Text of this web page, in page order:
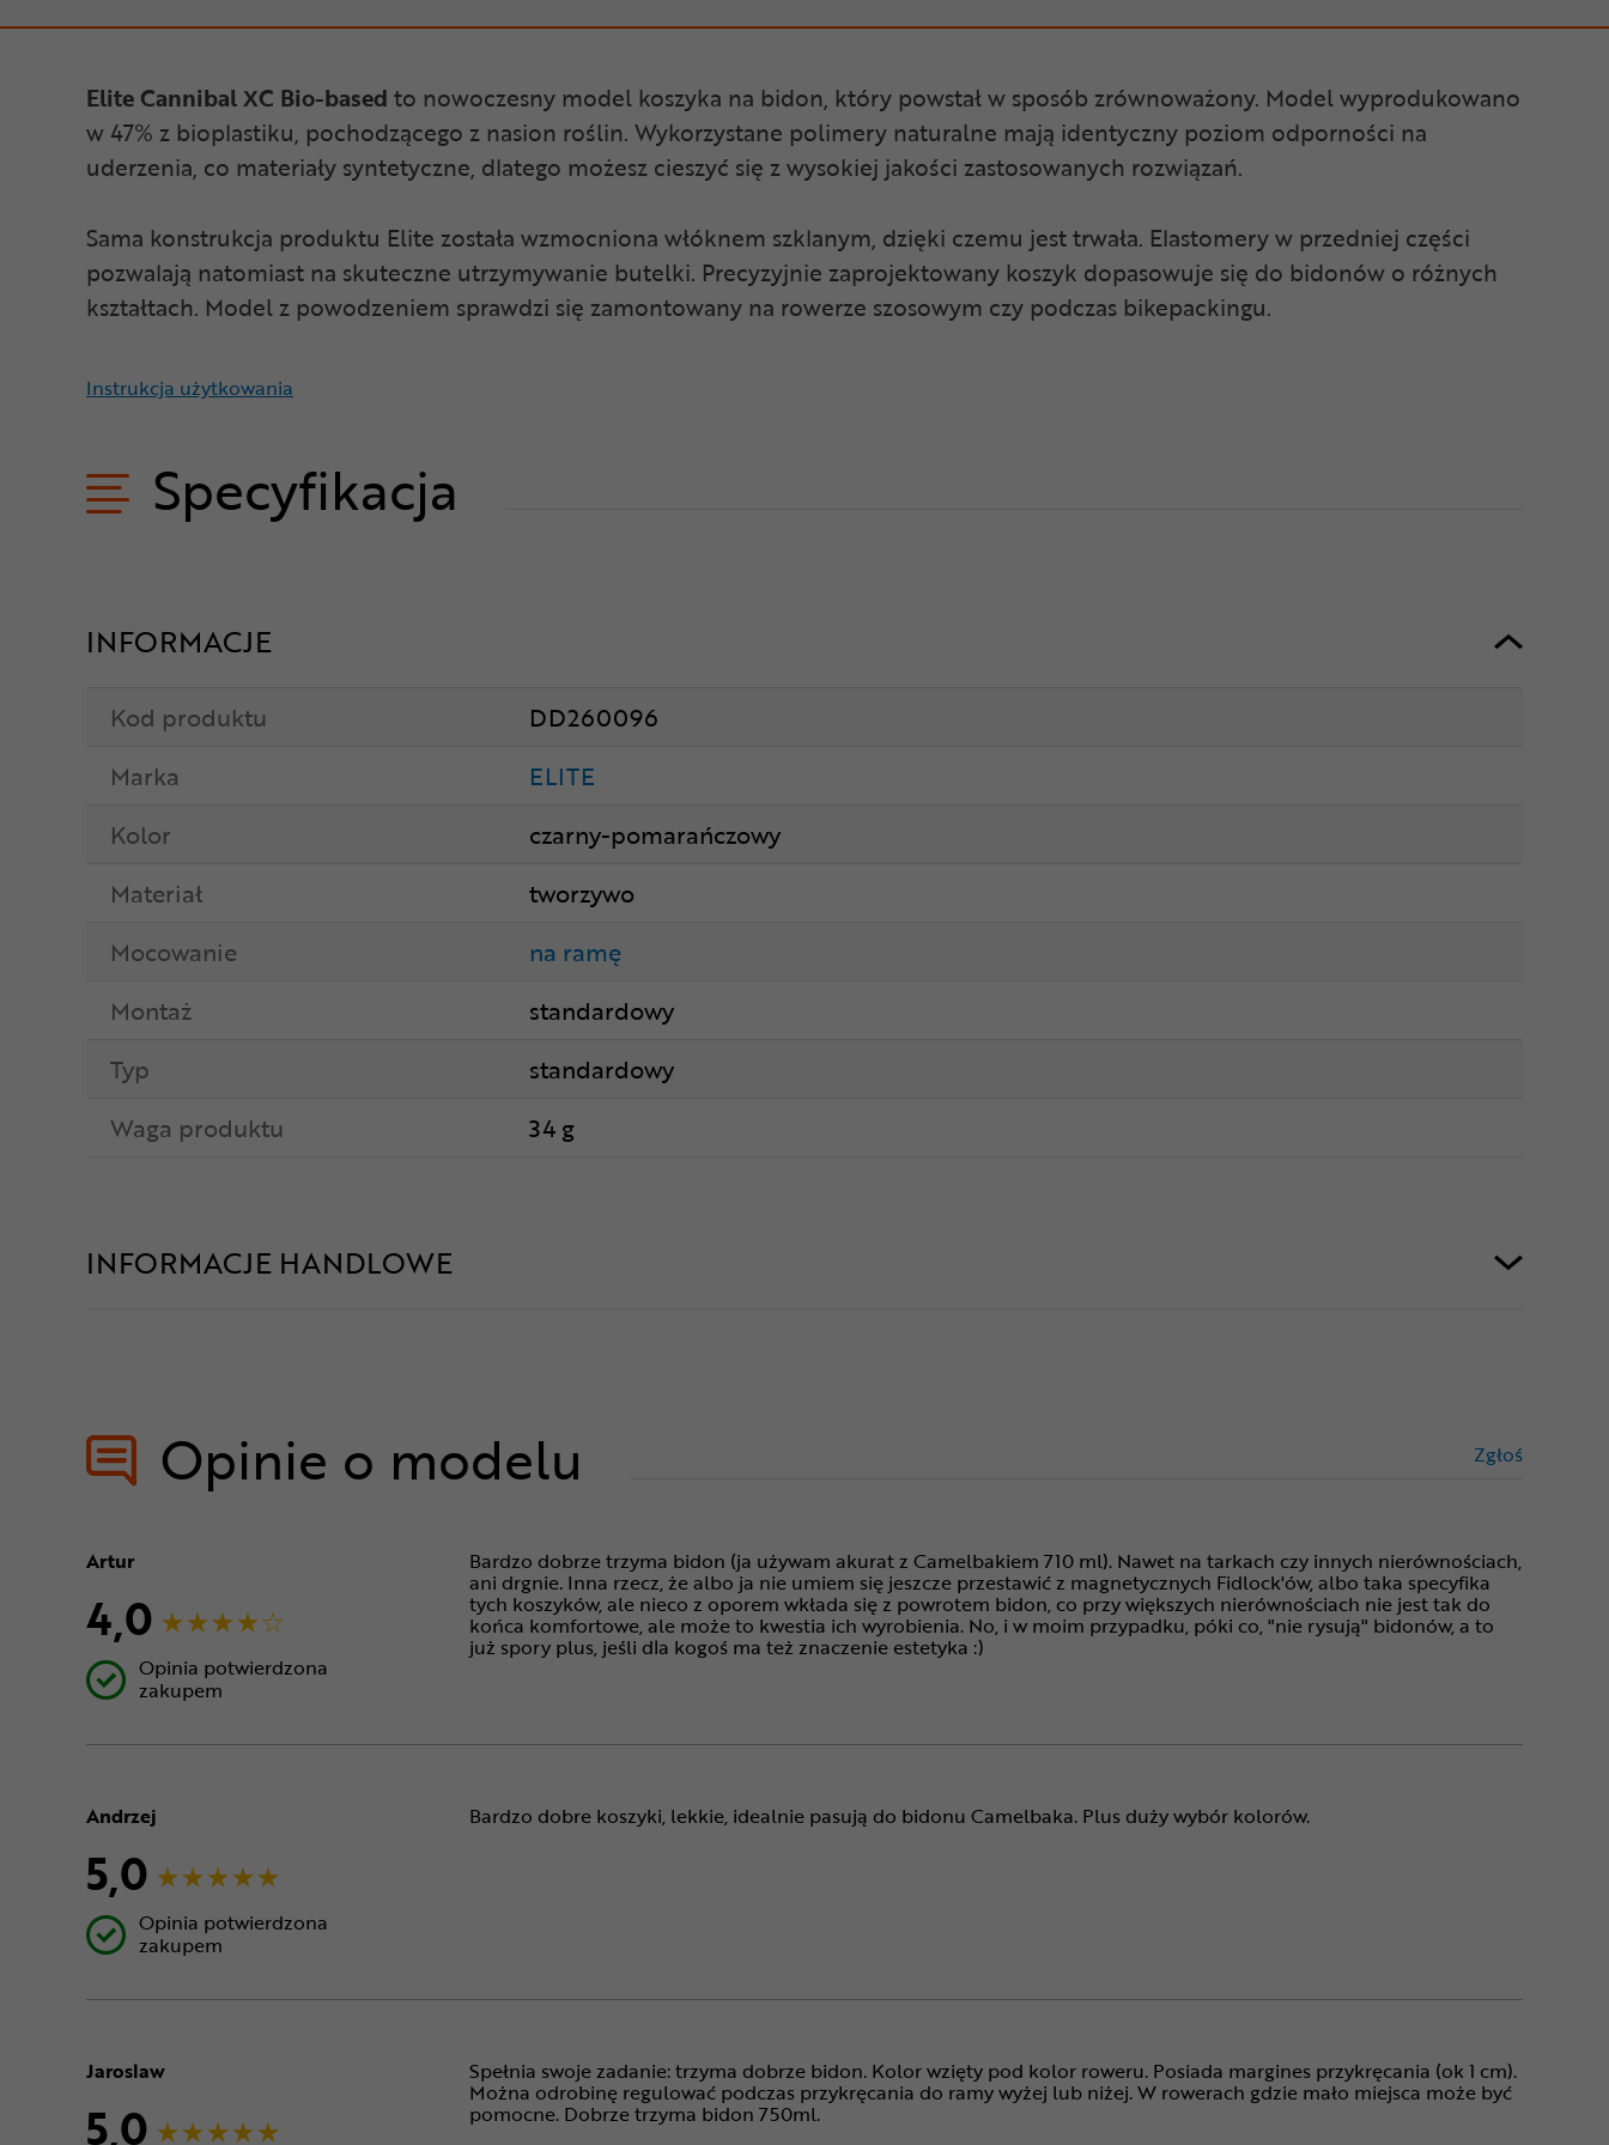
Elite Cannibal XC Bio-based to nowoczesny model koszyka na bidon, który powstał w sposób zrównoważony. Model wyprodukowano
w 47% z bioplastiku, pochodzącego z nasion roślin. Wykorzystane polimery naturalne mają identyczny poziom odporności na
uderzenia, co materiały syntetyczne, dlatego możesz cieszyć się z wysokiej jakości zastosowanych rozwiązań.
Sama konstrukcja produktu Elite została wzmocniona włóknem szklanym, dzięki czemu jest trwała. Elastomery w przedniej części
pozwalają natomiast na skuteczne utrzymywanie butelki. Precyzyjnie zaprojektowany koszyk dopasowuje się do bidonów o różnych
kształtach. Model z powodzeniem sprawdzi się zamontowany na rowerze szosowym czy podczas bikepackingu.
Instrukcja użytkowania
Specyfikacja
INFORMACJE
Kod produktu
DD260096
Marka
ELITE
Kolor
czarny-pomarańczowy
Materiał
tworzywo
Mocowanie
na ramę
Montaż
standardowy
Typ
standardowy
Waga produktu
34 g
INFORMACJE HANDLOWE
Opinie o modelu Zgłoś
Artur
4,0
Opinia potwierdzona
zakupem
Bardzo dobrze trzyma bidon (ja używam akurat z Camelbakiem 710 ml). Nawet na tarkach czy innych nierównościach,
ani drgnie. Inna rzecz, że albo ja nie umiem się jeszcze przestawić z magnetycznych Fidlock'ów, albo taka specyfika
tych koszyków, ale nieco z oporem wkłada się z powrotem bidon, co przy większych nierównościach nie jest tak do
końca komfortowe, ale może to kwestia ich wyrobienia. No, i w moim przypadku, póki co, "nie rysują" bidonów, a to
już spory plus, jeśli dla kogoś ma też znaczenie estetyka :)
Andrzej
5,0
Opinia potwierdzona
zakupem
Bardzo dobre koszyki, lekkie, idealnie pasują do bidonu Camelbaka. Plus duży wybór kolorów.
Jaroslaw
5,0
Spełnia swoje zadanie: trzyma dobrze bidon. Kolor wzięty pod kolor roweru. Posiada margines przykręcania (ok 1 cm).
Można odrobinę regulować podczas przykręcania do ramy wyżej lub niżej. W rowerach gdzie mało miejsca może być
pomocne. Dobrze trzyma bidon 750ml.